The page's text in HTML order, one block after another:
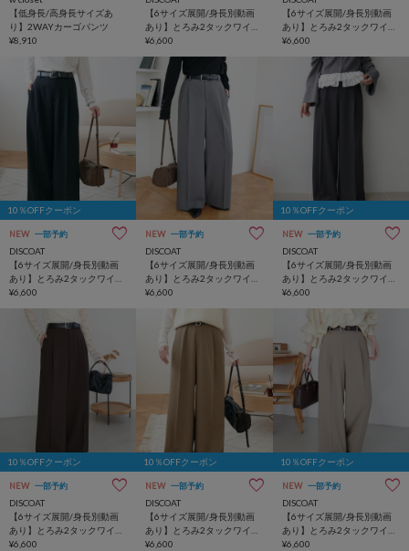
【低身長/高身長サイズあ
り】2WAYカーゴパンツ
¥8,910
【6サイズ展開/身長別動画
あり】とろみ2タックワイド
パンツ《WEB限定カラーあ
¥6,600
【6サイズ展開/身長別動画
あり】とろみ2タックワイド
パンツ《WEB限定カラーあ
¥6,600
10％OFFクーポン
NEW 一部予約
DISCOAT
【6サイズ展開/身長別動画
あり】とろみ2タックワイド
パンツ《WEB限定カラーあ
¥6,600
NEW 一部予約
DISCOAT
【6サイズ展開/身長別動画
あり】とろみ2タックワイド
パンツ《WEB限定カラーあ
¥6,600
10％OFFクーポン
NEW 一部予約
DISCOAT
【6サイズ展開/身長別動画
あり】とろみ2タックワイド
パンツ《WEB限定カラーあ
¥6,600
10％OFFクーポン
NEW 一部予約
DISCOAT
【6サイズ展開/身長別動画
あり】とろみ2タックワイド
パンツ《WEB限定カラーあ
¥6,600
10％OFFクーポン
NEW 一部予約
DISCOAT
【6サイズ展開/身長別動画
あり】とろみ2タックワイド
パンツ《WEB限定カラーあ
¥6,600
10％OFFクーポン
NEW 一部予約
DISCOAT
【6サイズ展開/身長別動画
あり】とろみ2タックワイド
パンツ《WEB限定カラーあ
¥6,600